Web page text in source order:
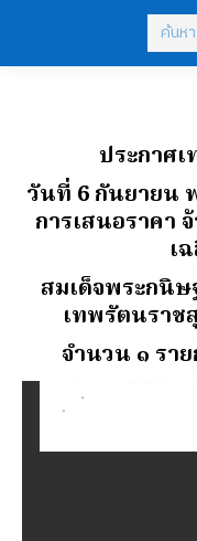
Search:
ประกาศ
วันที่ 6 กันยายน
การเสนอราคา
เ
สมเด็จพระกนิษ
เทพรัตนราช
จํานวน ๑ ราย